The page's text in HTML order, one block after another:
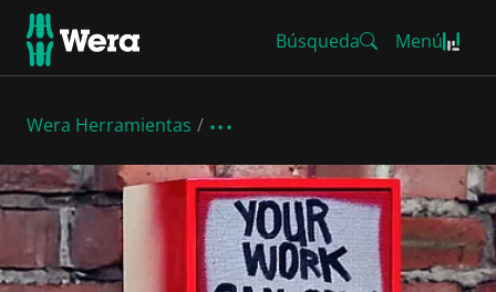
Búsqueda Menú
Wera Herramientas